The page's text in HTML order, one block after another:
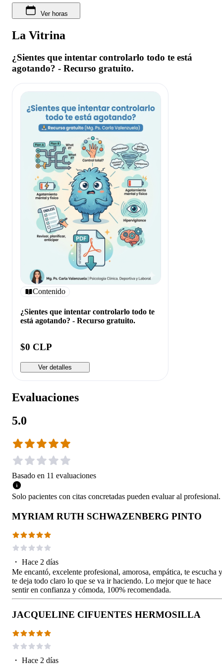
Ver horas
La Vitrina
¿Sientes que intentar controlarlo todo te está
agotando? - Recurso gratuito.
Contenido
¿Sientes que intentar controlarlo todo te
está agotando? - Recurso gratuito.
$0 CLP
Ver detalles
Evaluaciones
5.0
Basado en 11 evaluaciones
Solo pacientes con citas concretadas pueden evaluar al profesional.
MYRIAM RUTH SCHWAZENBERG PINTO
・ Hace 2 días
Me encantó, excelente profesional, amorosa, empática, te escucha y
te deja todo claro lo que se va ir haciendo. Lo mejor que te hace
sentir en confianza y cómoda, 100% recomendada.
JACQUELINE CIFUENTES HERMOSILLA
・ Hace 2 días